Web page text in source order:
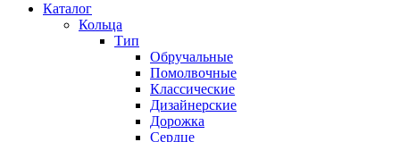
Каталог
Кольца
Тип
Обручальные
Помолвочные
Классические
Дизайнерские
Дорожка
Сердце